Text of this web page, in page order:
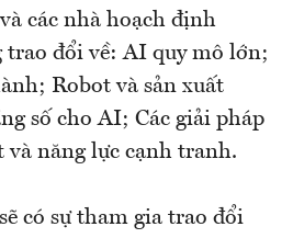
các nhà hoạch định
trao đổi về: AI quy mô lớn;
Robot và sản xuất
số cho AI; Các giải pháp
và năng lực cạnh tranh.
có sự tham gia trao đổi